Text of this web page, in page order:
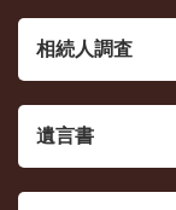
相続人調査
遺言書